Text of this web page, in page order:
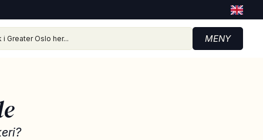
MENY